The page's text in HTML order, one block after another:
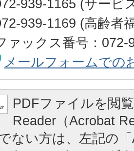
939-1165 (サービ
939-1169 (高齢者
ァックス番号：072-
メールフォームでの
PDFファイルを閲
Reader（Acrobat
ない方は、左記の